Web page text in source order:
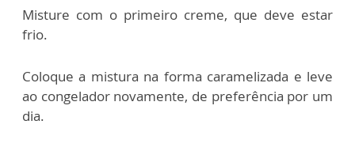
Misture com o primeiro creme, que deve estar
frio.
Coloque a mistura na forma caramelizada e leve
ao congelador novamente, de preferência por um
dia.